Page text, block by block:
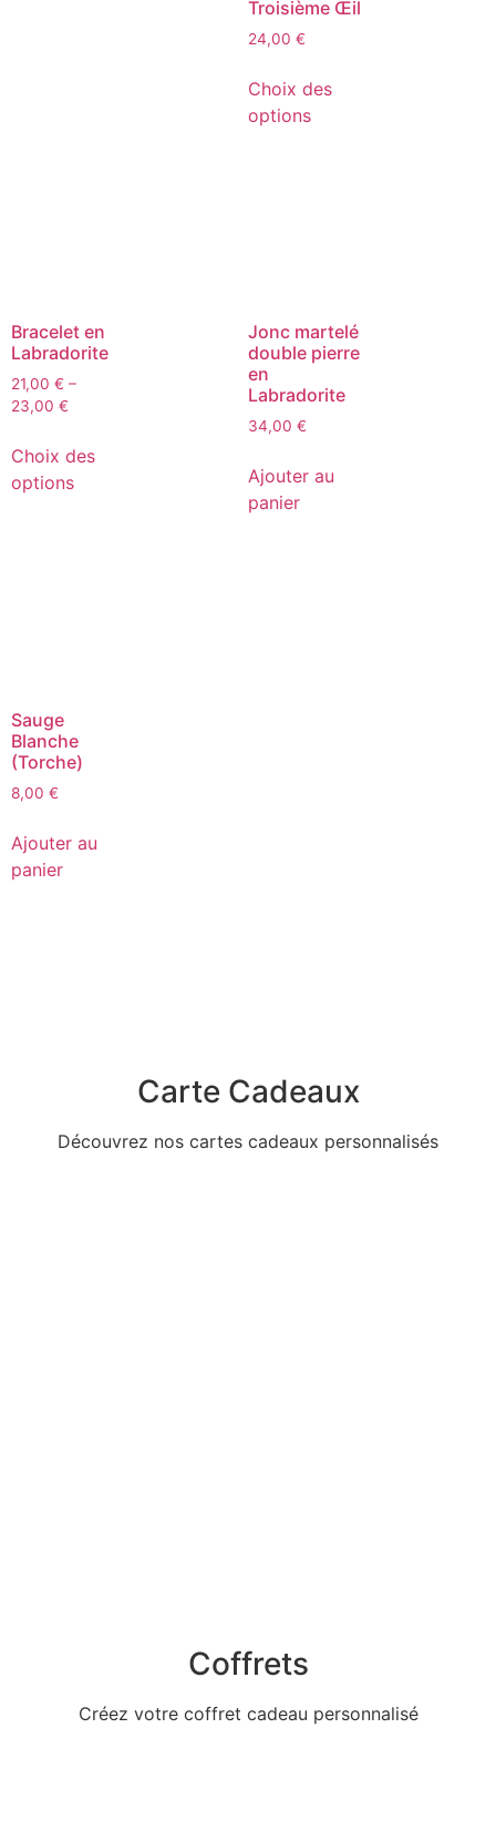
Troisième Œil
24,00 €
Choix des
options
Bracelet en
Labradorite
21,00 € –
23,00 €
Choix des
options
Jonc martelé
double pierre
en
Labradorite
34,00 €
Ajouter au
panier
Sauge
Blanche
(Torche)
8,00 €
Ajouter au
panier
Carte Cadeaux
Découvrez nos cartes cadeaux personnalisés
Coffrets
Créez votre coffret cadeau personnalisé